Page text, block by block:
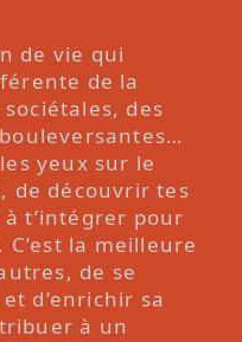
de vie qui
de la
des
les yeux sur le
de découvrir tes
à t’intégrer pour
la meilleure
de se
d’enrichir sa
à un